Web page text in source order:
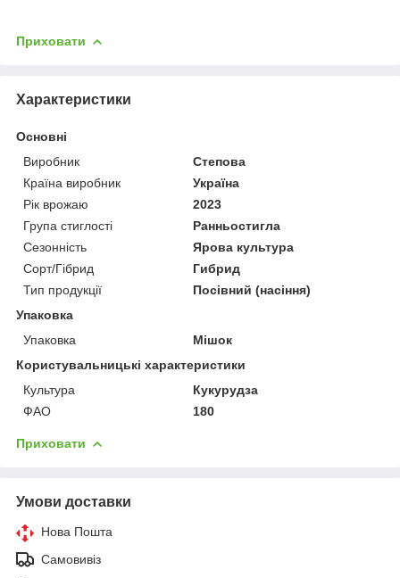
Приховати
Характеристики
Основні
Виробник
Степова
Країна виробник
Україна
Рік врожаю
2023
Група стиглості
Ранньостигла
Сезонність
Ярова культура
Сорт/Гібрид
Гибрид
Тип продукції
Посівний (насіння)
Упаковка
Упаковка
Мішок
Користувальницькі характеристики
Культура
Кукурудза
ФАО
180
Приховати
Умови доставки
Нова Пошта
Самовивіз